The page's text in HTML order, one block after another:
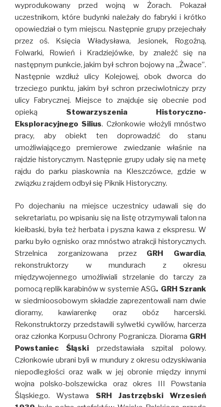
wyprodukowany przed wojną w Żorach. Pokazał
uczestnikom, które budynki należały do fabryki i krótko
opowiedział o tym miejscu. Następnie grupy przejechały
przez oś. Księcia Władysława, Jesionek, Rogoźną,
Folwarki, Rowień i Kradziejówke, by znaleźć się na
następnym punkcie, jakim był schron bojowy na „Żwace”.
Następnie wzdłuż ulicy Kolejowej, obok dworca do
trzeciego punktu, jakim był schron przeciwlotniczy przy
ulicy Fabrycznej. Miejsce to znajduje się obecnie pod
opieką Stowarzyszenia Historyczno-
Eksploracyjnego Silius. Członkowie włożyli mnóstwo
pracy, aby obiekt ten doprowadzić do stanu
umożliwiającego premierowe zwiedzanie właśnie na
rajdzie historycznym. Następnie grupy udały się na metę
rajdu do parku piaskownia na Kleszczówce, gdzie w
związku z rajdem odbył się Piknik Historyczny.
Po dojechaniu na miejsce uczestnicy udawali się do
sekretariatu, po wpisaniu się na listę otrzymywali talon na
kiełbaski, była też herbata i pyszna kawa z ekspresu. W
parku było ognisko oraz mnóstwo atrakcji historycznych.
Strzelnica zorganizowana przez GRH Gwardia,
rekonstruktorzy w mundurach z okresu
międzywojennego umożliwiali strzelanie do tarczy za
pomocą replik karabinów w systemie ASG. GRH Szrank
w siedmioosobowym składzie zaprezentowali nam dwie
dioramy, kawiarenkę oraz obóz harcerski.
Rekonstruktorzy przedstawili sylwetki cywilów, harcerza
oraz członka Korpusu Ochrony Pogranicza. Diorama GRH
Powstaniec Śląski przedstawiała szpital polowy.
Członkowie ubrani byli w mundury z okresu odzyskiwania
niepodległości oraz walk w jej obronie między innymi
wojna polsko-bolszewicka oraz okres III Powstania
Śląskiego. Wystawa SRH Jastrzębski Wrzesień